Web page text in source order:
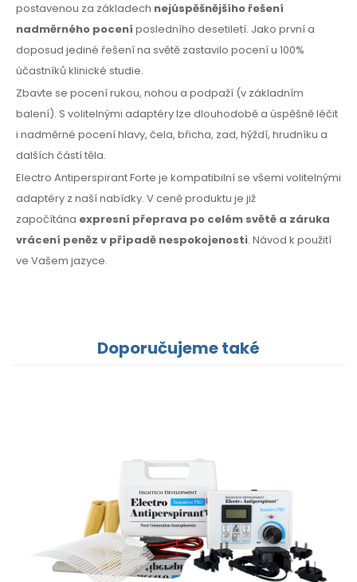
postavenou za základech nejúspěšnějšího řešení
nadměrného pocení posledního desetiletí. Jako první a
doposud jediné řešení na světě zastavilo pocení u 100%
účastníků klinické studie.
Zbavte se pocení rukou, nohou a podpaží (v základním
balení). S volitelnými adaptéry lze dlouhodobě a úspěšně léčit
i nadměrné pocení hlavy, čela, břicha, zad, hýždí, hrudníku a
dalších částí těla.
Electro Antiperspirant Forte je kompatibilní se všemi volitelnými
adaptéry z naší nabídky. V ceně produktu je již
započítána expresní přeprava po celém světě a záruka
vrácení peněz v případě nespokojenosti. Návod k použití
ve Vašem jazyce.
Doporučujeme také